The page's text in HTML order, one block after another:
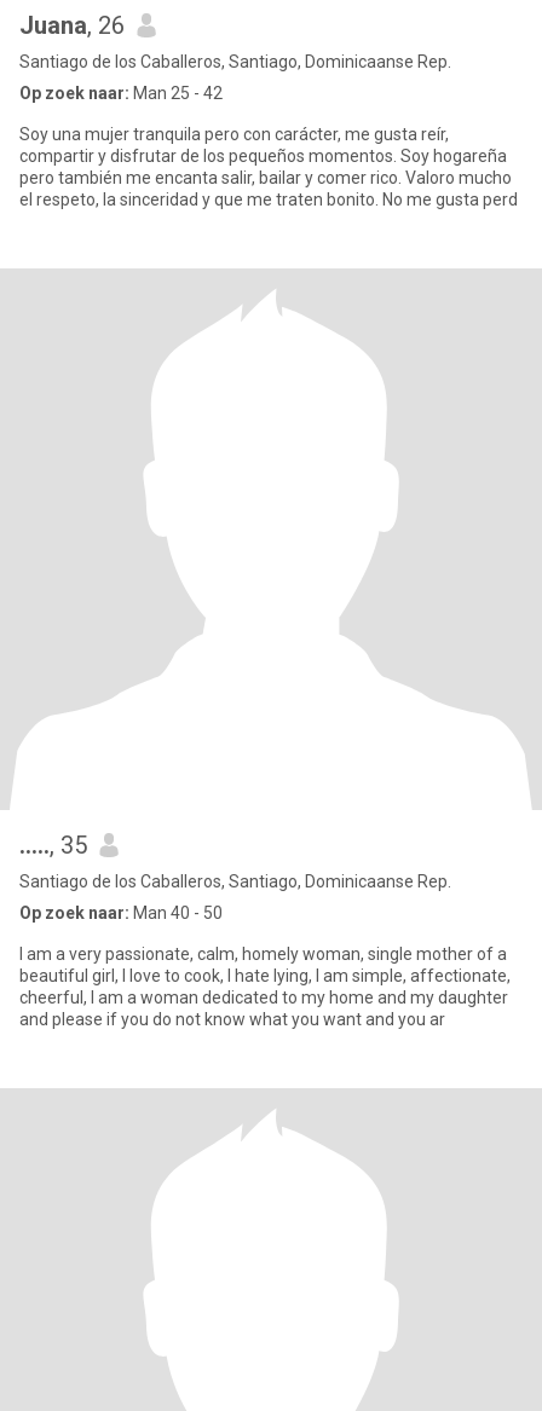
Juana, 26
Santiago de los Caballeros, Santiago, Dominicaanse Rep.
Op zoek naar: Man 25 - 42
Soy una mujer tranquila pero con carácter, me gusta reír,
compartir y disfrutar de los pequeños momentos. Soy hogareña
pero también me encanta salir, bailar y comer rico. Valoro mucho
el respeto, la sinceridad y que me traten bonito. No me gusta perd
....., 35
Santiago de los Caballeros, Santiago, Dominicaanse Rep.
Op zoek naar: Man 40 - 50
I am a very passionate, calm, homely woman, single mother of a
beautiful girl, I love to cook, I hate lying, I am simple, affectionate,
cheerful, I am a woman dedicated to my home and my daughter
and please if you do not know what you want and you ar